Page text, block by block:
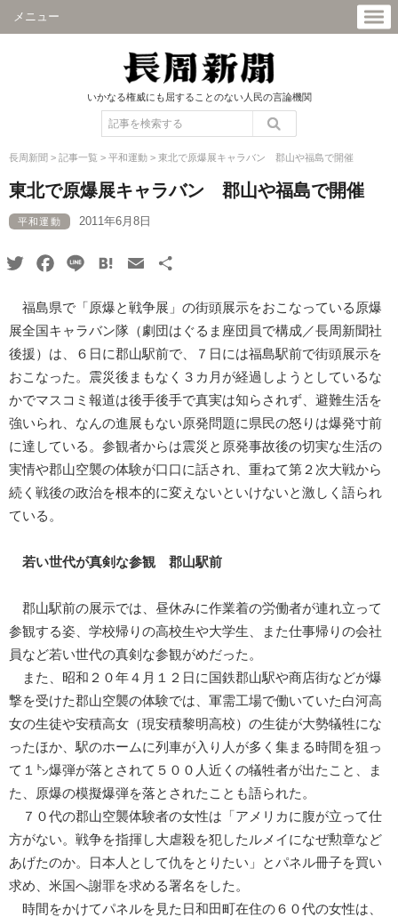
メニュー
いかなる権威にも屈することのない人民の言論機関
長周新聞 > 記事一覧 > 平和運動 > 東北で原爆展キャラバン 郡山や福島で開催
東北で原爆展キャラバン 郡山や福島で開催
平和運動 2011年6月8日
TwitterFacebook
Line HatenaEmail
福島県で「原爆と戦争展」の街頭展示をおこなっている原爆
展全国キャラバン隊（劇団はぐるま座団員で構成／長周新聞社
後援）は、６日に郡山駅前で、７日には福島駅前で街頭展示を
おこなった。震災後まもなく３カ月が経過しようとしているな
かでマスコミ報道は後手後手で真実は知らされず、避難生活を
強いられ、なんの進展もない原発問題に県民の怒りは爆発寸前
に達している。参観者からは震災と原発事故後の切実な生活の
実情や郡山空襲の体験が口口に話され、重ねて第２次大戦から
続く戦後の政治を根本的に変えないといけないと激しく語られ
ている。
若い世代が真剣な参観 郡山駅前
郡山駅前の展示では、昼休みに作業着の労働者が連れ立って
参観する姿、学校帰りの高校生や大学生、また仕事帰りの会社
員など若い世代の真剣な参観がめだった。
また、昭和２０年４月１２日に国鉄郡山駅や商店街などが爆
撃を受けた郡山空襲の体験では、軍需工場で働いていた白河高
女の生徒や安積高女（現安積黎明高校）の生徒が大勢犠牲にな
ったほか、駅のホームに列車が入り人が多く集まる時間を狙っ
て１㌧爆弾が落とされて５００人近くの犠牲者が出たこと、ま
た、原爆の模擬爆弾を落とされたことも語られた。
７０代の郡山空襲体験者の女性は「アメリカに腹が立って仕
方がない。戦争を指揮し大虐殺を犯したルメイになぜ勲章など
あげたのか。日本人として仇をとりたい」とパネル冊子を買い
求め、米国へ謝罪を求める署名をした。
時間をかけてパネルを見た日和田町在住の６０代の女性は、